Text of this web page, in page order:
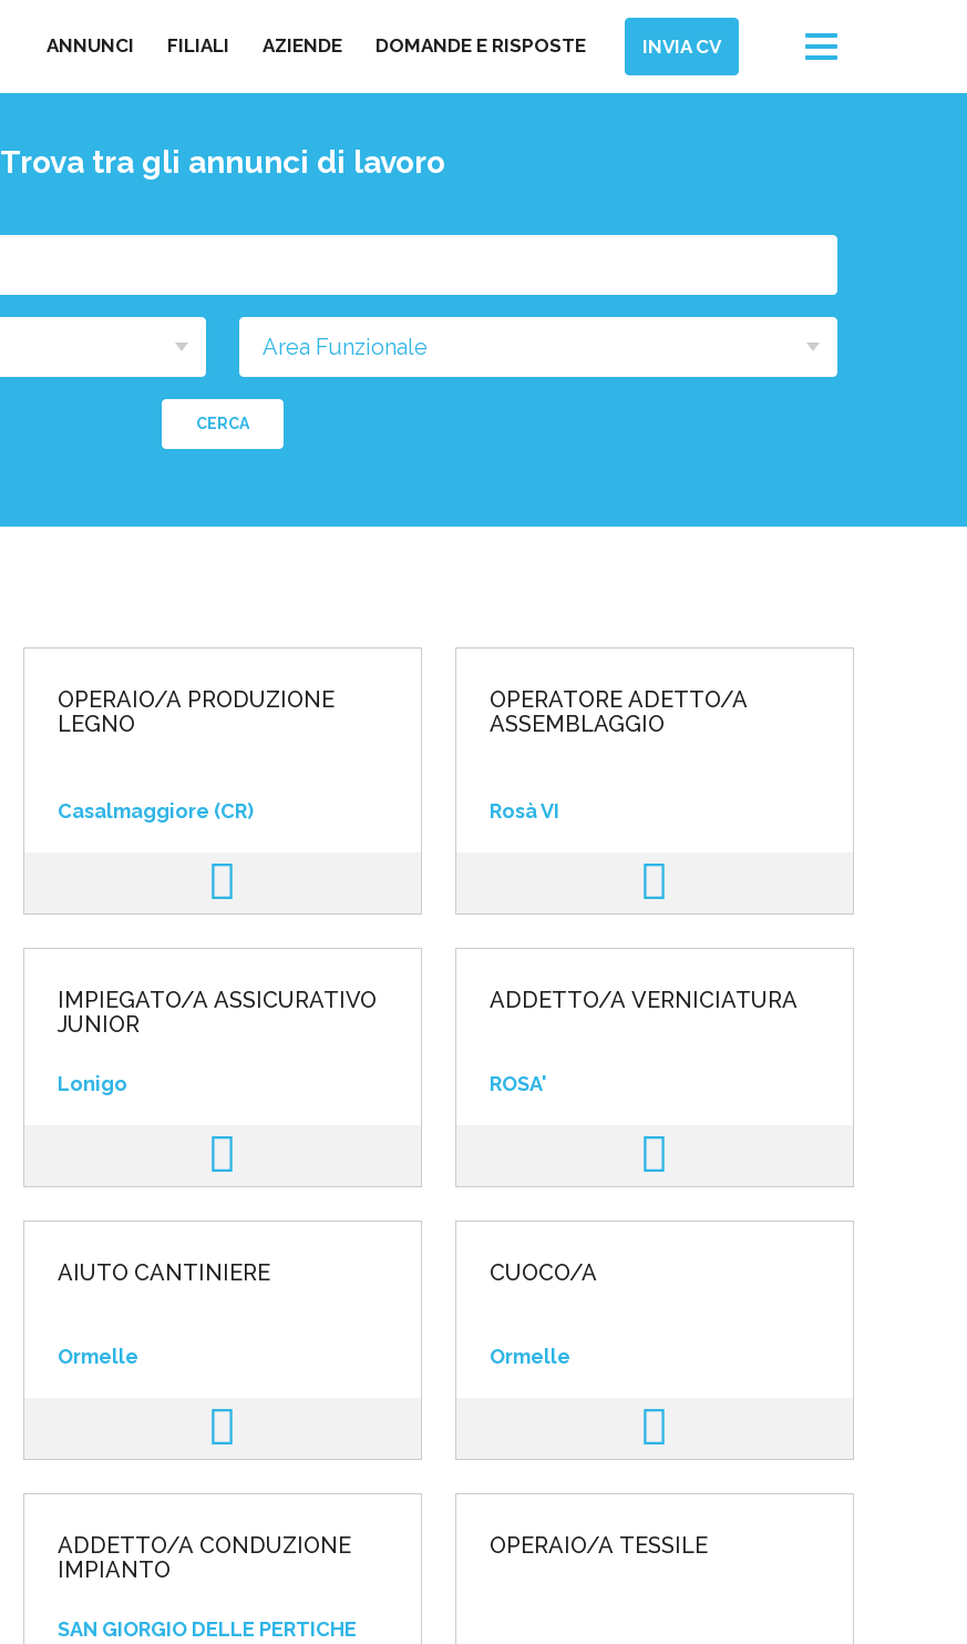
ANNUNCI FILIALI AZIENDE DOMANDE E RISPOSTE INVIA CV
Toggle
navigation
Trova tra gli annunci di lavoro
stai
cercando?
Funzionale
CERCA
OPERAIO/A PRODUZIONE
LEGNO
Casalmaggiore (CR)
OPERATORE ADETTO/A
ASSEMBLAGGIO
Rosà VI
IMPIEGATO/A ASSICURATIVO
JUNIOR
Lonigo
ADDETTO/A VERNICIATURA
ROSA'
AIUTO CANTINIERE
Ormelle
CUOCO/A
Ormelle
ADDETTO/A CONDUZIONE
IMPIANTO
SAN GIORGIO DELLE PERTICHE
OPERAIO/A TESSILE